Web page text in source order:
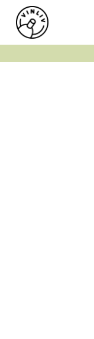
Hoppa
innehåll